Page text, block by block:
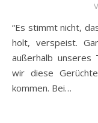
“Es stimmt nicht, dass der Drache die Mädchen, die er sich
holt, verspeist.
außerhalb unseres
wir diese
kommen. Bei…